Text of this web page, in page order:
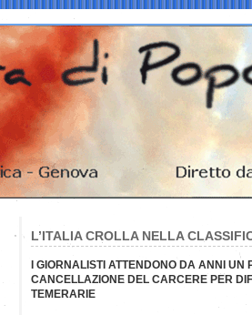
L’ITALIA CROLLA NELLA
I GIORNALISTI ATTENDONO DA ANNI
CANCELLAZIONE DEL CARCERE PER
TEMERARIE